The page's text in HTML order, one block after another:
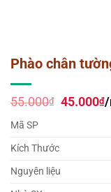
Phào chân
55.000₫ Giá
45.000₫/
Mã SP
Kích Thước
Nguyên liệu